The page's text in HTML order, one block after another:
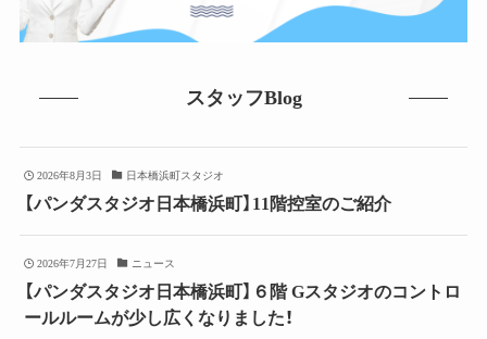
スタッフBlog
2026年8月3日 日本橋浜町スタジオ
【パンダスタジオ日本橋浜町】11階控室のご紹介
2026年7月27日 ニュース
【パンダスタジオ日本橋浜町】６階 Gスタジオのコントロ
ールルームが少し広くなりました！